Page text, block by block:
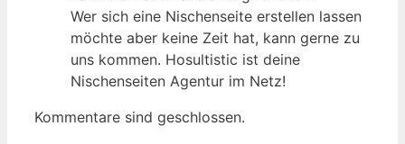
Wer sich eine Nischenseite erstellen lassen
möchte aber keine Zeit hat, kann gerne zu
uns kommen. Hosultistic ist deine
Nischenseiten Agentur im Netz!
Kommentare sind geschlossen.